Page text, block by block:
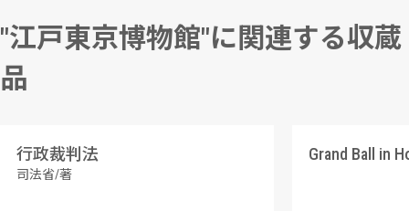
"江戸東京博物館"に関連する収蔵
品
行政裁判法
司法省/著